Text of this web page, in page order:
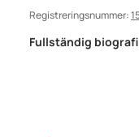
Registreringsnummer:
Fullständig biografi